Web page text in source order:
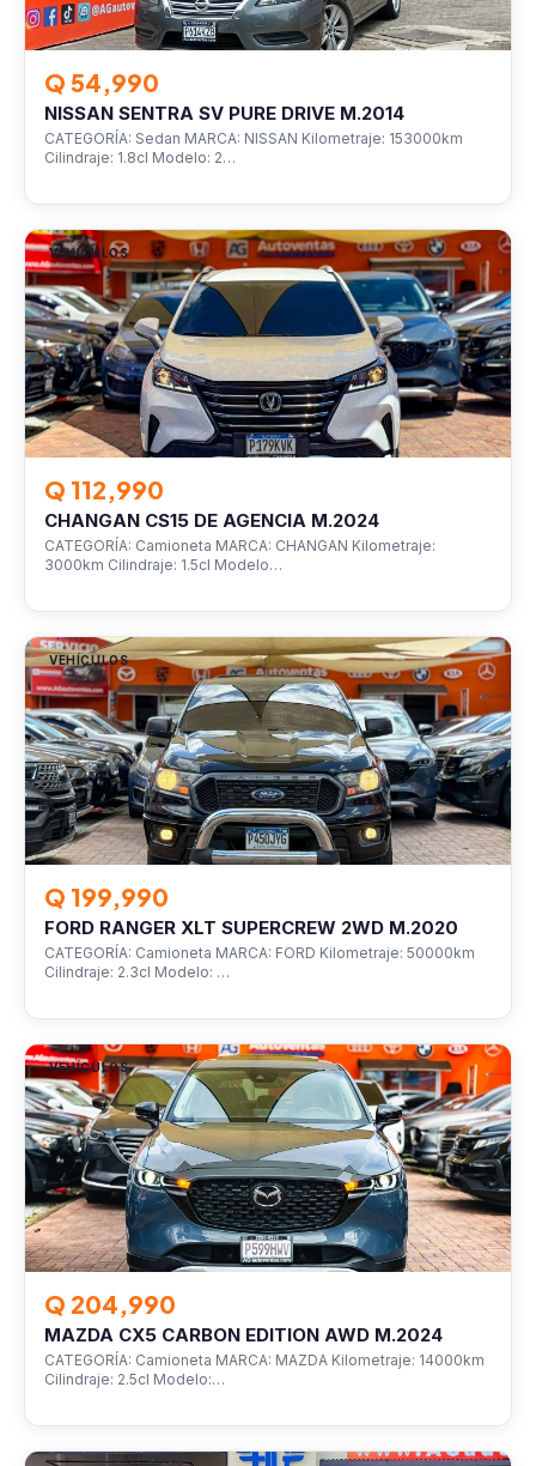
Q 54,990
NISSAN SENTRA SV PURE DRIVE M.2014
CATEGORÍA: Sedan MARCA: NISSAN Kilometraje: 153000km
Cilindraje: 1.8cl Modelo: 2…
VEHÍCULOS
Q 112,990
CHANGAN CS15 DE AGENCIA M.2024
CATEGORÍA: Camioneta MARCA: CHANGAN Kilometraje:
3000km Cilindraje: 1.5cl Modelo…
VEHÍCULOS
Q 199,990
FORD RANGER XLT SUPERCREW 2WD M.2020
CATEGORÍA: Camioneta MARCA: FORD Kilometraje: 50000km
Cilindraje: 2.3cl Modelo: …
VEHÍCULOS
Q 204,990
MAZDA CX5 CARBON EDITION AWD M.2024
CATEGORÍA: Camioneta MARCA: MAZDA Kilometraje: 14000km
Cilindraje: 2.5cl Modelo:…